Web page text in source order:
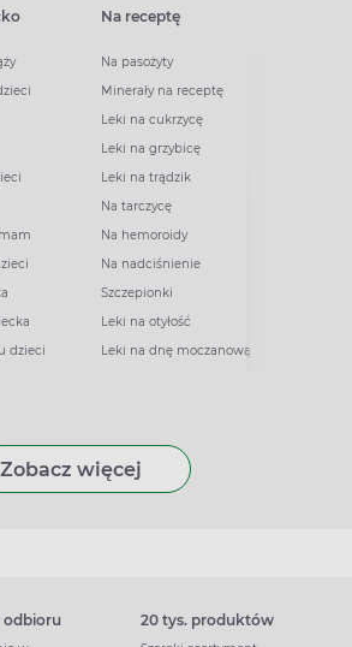
dzieci
Na receptę
Na pasożyty
Minerały na receptę
Leki na cukrzycę
Leki na grzybicę
Leki na trądzik
Na tarczycę
Na hemoroidy
Na nadciśnienie
Szczepionki
Leki na otyłość
Leki na dnę moczanową
Zobacz więcej
odbioru 20 tys. produktów